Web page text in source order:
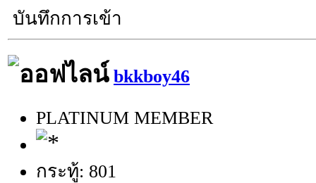
บันทึกการเข้า
bkkboy46
PLATINUM MEMBER
กระทู้: 801